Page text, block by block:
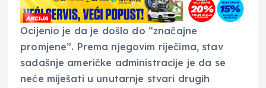
Ocijenio je da je došlo do “značajne
promjene”. Prema njegovim riječima, stav
sadašnje američke administracije je da se
neće miješati u unutarnje stvari drugih